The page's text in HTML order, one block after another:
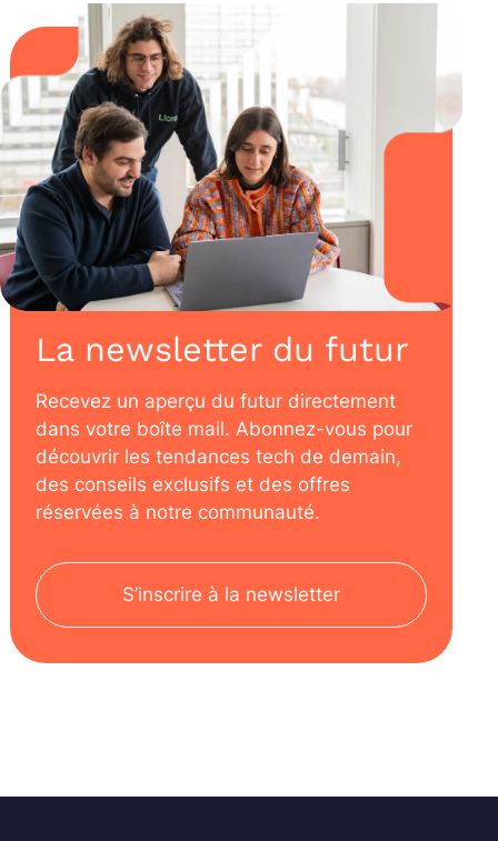
La newsletter du futur
Recevez un aperçu du futur directement
dans votre boîte mail. Abonnez-vous pour
découvrir les tendances tech de demain,
des conseils exclusifs et des offres
réservées à notre communauté.
S’inscrire à la newsletter